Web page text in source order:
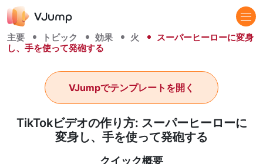
主要 トピック 効果 火
スーパーヒーローに変身
し、手を使って発砲する
TikTokビデオの作り方: スーパーヒーローに
変身し、手を使って発砲する
VJumpでテンプレートを開く
クイック概要